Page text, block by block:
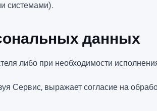
системами).
данных
либо при необходимости
Сервис, выражает согласие на